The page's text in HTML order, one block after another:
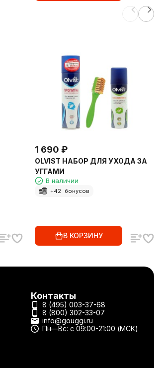
1 690 ₽
OLVIST НАБОР ДЛЯ УХОДА ЗА
УГГАМИ
В наличии
+42 бонусов
В КОРЗИНУ
Контакты
8 (495) 003-37-68
8 (800) 302-33-07
info@gouggi.ru
Пн—Вс: с 09:00-21:00 (МСК)